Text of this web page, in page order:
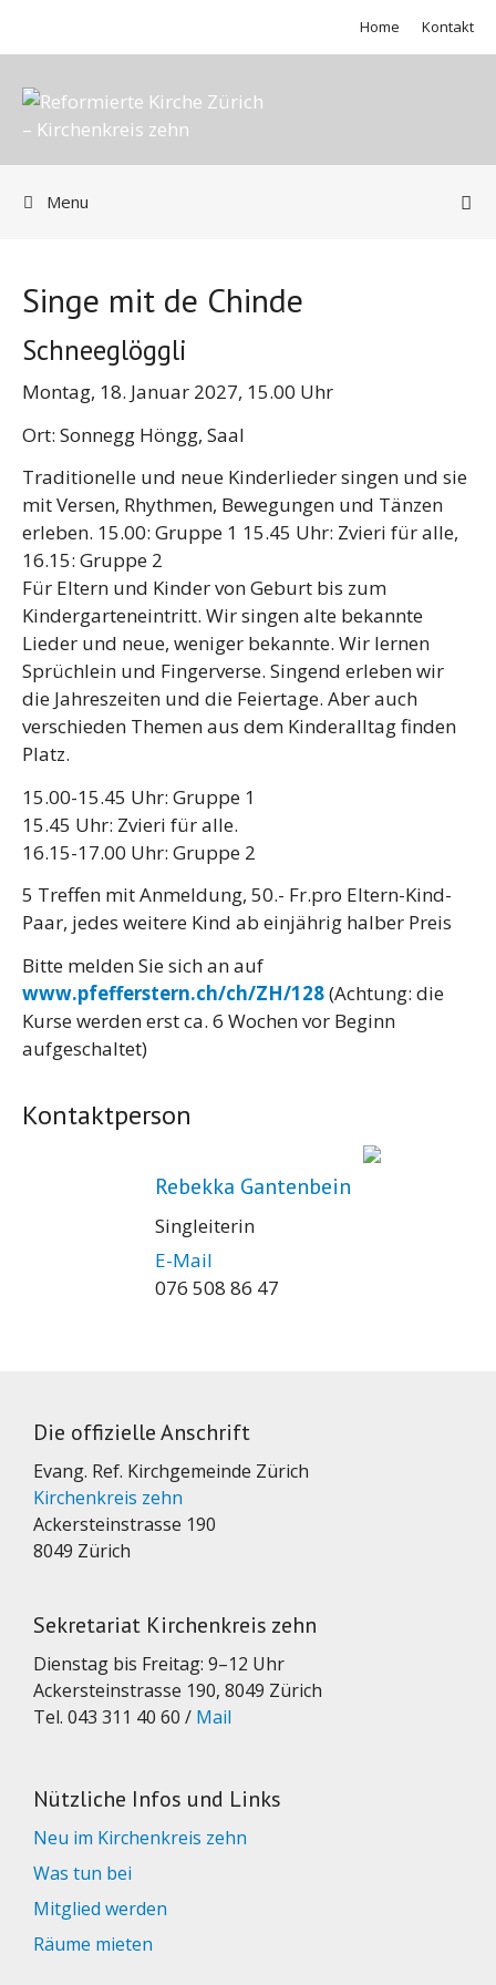
Home Kontakt
Menu
Singe mit de Chinde
Schneeglöggli
Montag, 18. Januar 2027, 15.00 Uhr
Ort: Sonnegg Höngg, Saal
Traditionelle und neue Kinderlieder singen und sie
mit Versen, Rhythmen, Bewegungen und Tänzen
erleben. 15.00: Gruppe 1 15.45 Uhr: Zvieri für alle,
16.15: Gruppe 2
Für Eltern und Kinder von Geburt bis zum
Kindergarteneintritt. Wir singen alte bekannte
Lieder und neue, weniger bekannte. Wir lernen
Sprüchlein und Fingerverse. Singend erleben wir
die Jahreszeiten und die Feiertage. Aber auch
verschieden Themen aus dem Kinderalltag finden
Platz.
15.00-15.45 Uhr: Gruppe 1
15.45 Uhr: Zvieri für alle.
16.15-17.00 Uhr: Gruppe 2
5 Treffen mit Anmeldung, 50.- Fr.pro Eltern-Kind-
Paar, jedes weitere Kind ab einjährig halber Preis
Bitte melden Sie sich an auf
www.pfefferstern.ch/ch/ZH/128(Achtung: die
Kurse werden erst ca. 6 Wochen vor Beginn
aufgeschaltet)
Kontaktperson
Rebekka Gantenbein
Singleiterin
E-Mail
076 508 86 47
Die offizielle Anschrift
Evang. Ref. Kirchgemeinde Zürich
Kirchenkreis zehn
Ackersteinstrasse 190
8049 Zürich
Sekretariat Kirchenkreis zehn
Dienstag bis Freitag: 9–12 Uhr
Ackersteinstrasse 190, 8049 Zürich
Tel. 043 311 40 60 / Mail
Nützliche Infos und Links
Neu im Kirchenkreis zehn
Was tun bei
Mitglied werden
Räume mieten